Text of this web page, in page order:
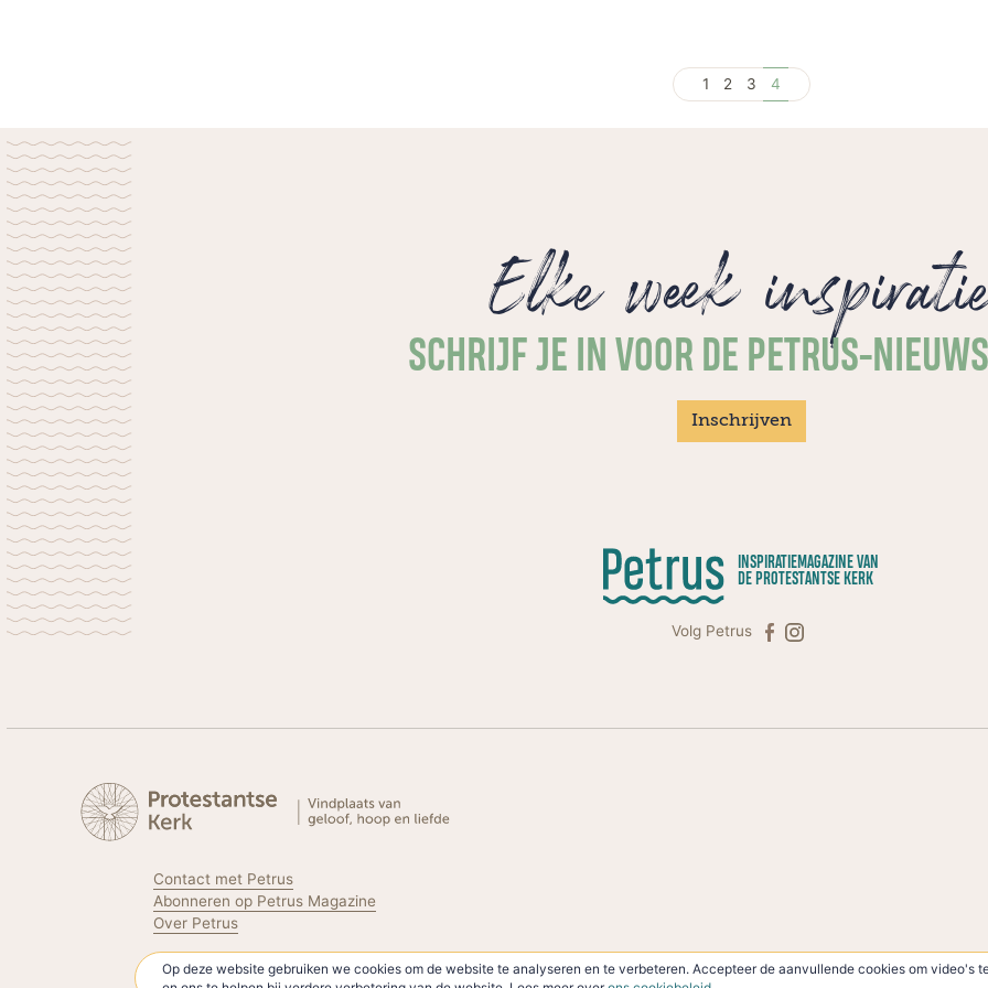
Op deze website gebruiken we cookies om de website te analyseren en te verbeteren. Accepteer de aanvullende cookies om video's
1 2 3 4
Elke week
SCHRIJF JE IN VOOR DE PETRUS-
Inschrijven
INSPIRATIEMAGAZINE VAN
DE PROTESTANTSE KERK
Volg Petrus
Contact met Petrus
Abonneren op Petrus Magazine
Over Petrus
Volg de Protestantse Kerk